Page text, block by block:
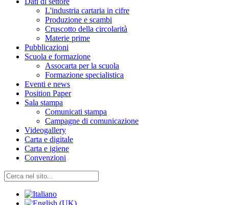
L'industria cartaria in cifre
Produzione e scambi
Cruscotto della circolarità
Materie prime
Pubblicazioni
Scuola e formazione
Assocarta per la scuola
Formazione specialistica
Eventi e news
Position Paper
Sala stampa
Comunicati stampa
Campagne di comunicazione
Videogallery
Carta e digitale
Carta e igiene
Convenzioni